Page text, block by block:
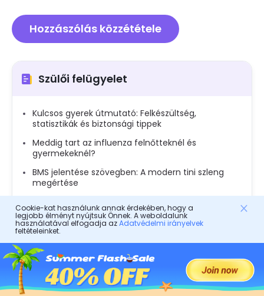
Szülői felügyelet
Kulcsos gyerek útmutató: Felkészültség,
statisztikák és biztonsági tippek
Meddig tart az influenza felnőtteknél és
gyermekeknél?
BMS jelentése szövegben: A modern tini szleng
megértése
Használható az Apple Pay Androidon, és milyen
alternatívái vannak?
Milyen szabályok vonatkoznak a játékra, miközben
a kisgyerekek nézik?
Fedezd fel a legjobb Barbie játékokat gyerekeknek
és családoknak
Bark vs Qustodio vs FlashGet Kids vs Life360
Cookie-kat használunk annak érdekében, hogy a
legjobb élményt nyújtsuk Önnek. A weboldalunk
használatával elfogadja azAdatvédelmi irányelvek
feltételeinket.